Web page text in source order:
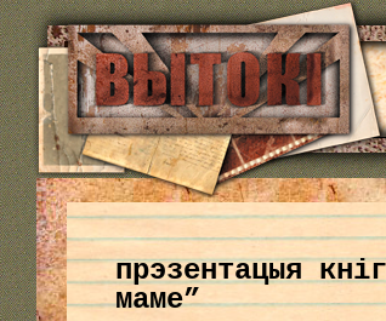
прэзентацыя
маме”